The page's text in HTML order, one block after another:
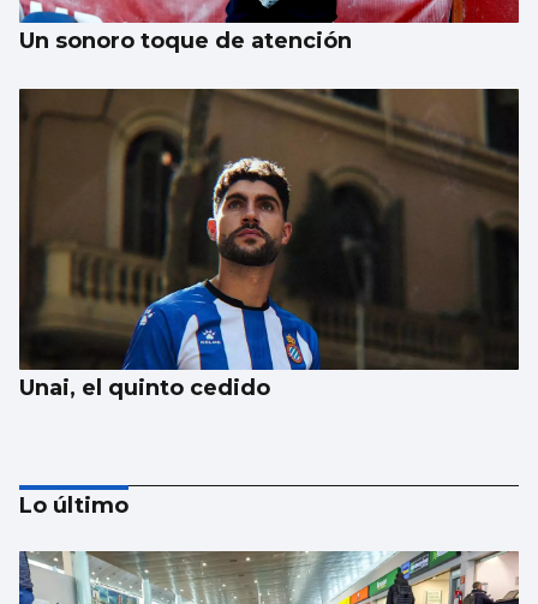
Un sonoro toque de atención
Unai, el quinto cedido
Lo último